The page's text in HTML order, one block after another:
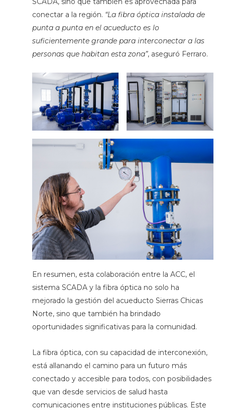
conectar a la región. “La fibra óptica instalada de
punta a punta en el acueducto es lo
suficientemente grande para interconectar a las
personas que habitan esta zona”, aseguró Ferraro.
En resumen, esta colaboración entre la ACC, el
sistema SCADA y la fibra óptica no solo ha
mejorado la gestión del acueducto Sierras Chicas
Norte, sino que también ha brindado
oportunidades significativas para la comunidad.
La fibra óptica, con su capacidad de interconexión,
está allanando el camino para un futuro más
conectado y accesible para todos, con posibilidades
que van desde servicios de salud hasta
comunicaciones entre instituciones públicas. Este